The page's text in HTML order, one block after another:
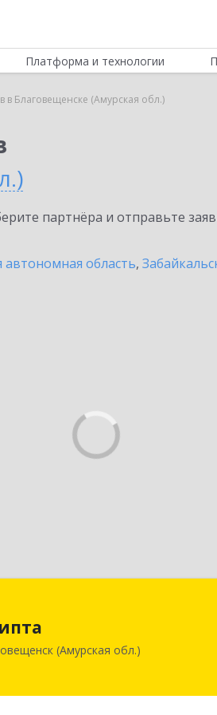
Платформа и технологии
в Благовещенске (Амурская обл.)
партнёра и отправьте
автономная область,
(Амурская обл.)
Амурская обл, Благовещенск
г, Амурская ул, дом № 236, оф.7-8
Подробнее